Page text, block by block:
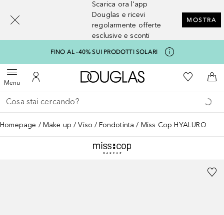
Scarica ora l'app
Douglas e ricevi
regolarmente offerte
esclusive e sconti
MOSTRA
FINO AL -40% SUI PRODOTTI SOLARI
MenuApri menuAl Mio Account
A Douglas HomeAlla Mia
Al
Torna indietro
Esegui ricerca
Homepage Make up Viso Fondotinta Miss Cop HYALURO
[navigation.slideout.screenreader]